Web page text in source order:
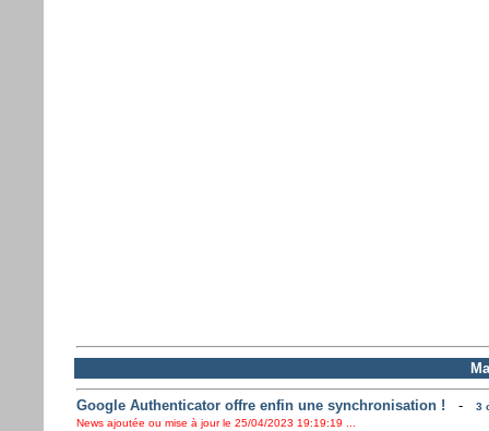
Google Authenticator offre enfin une synchronisation ! -
3
News ajoutée ou mise à jour le 25/04/2023 19:19:19 ...